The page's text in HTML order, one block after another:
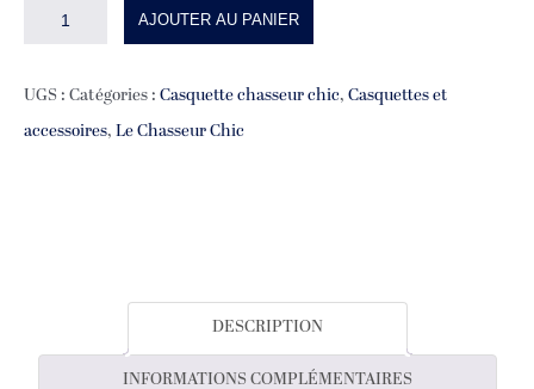
quantité
AJOUTER AU PANIER
UGS : Catégories : Casquette chasseur chic, Casquettes et
accessoires, Le Chasseur Chic
DESCRIPTION
INFORMATIONS COMPLÉMENTAIRES